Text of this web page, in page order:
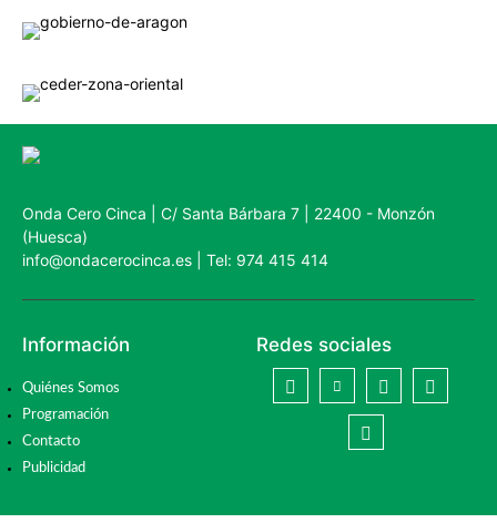
Onda Cero Cinca | C/ Santa Bárbara 7 | 22400 - Monzón
(Huesca)
info@ondacerocinca.es | Tel: 974 415 414
Información
Quiénes Somos
Programación
Contacto
Publicidad
Redes sociales